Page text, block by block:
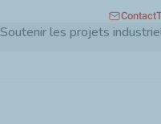
Soutenir les projets
Contact